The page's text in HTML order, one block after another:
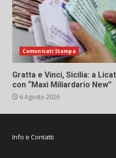
Comunicati Stampa
Gratta e Vinci, Sicilia: a
con “Maxi Miliardario New”
6 Agosto 2026
Info e Contatti